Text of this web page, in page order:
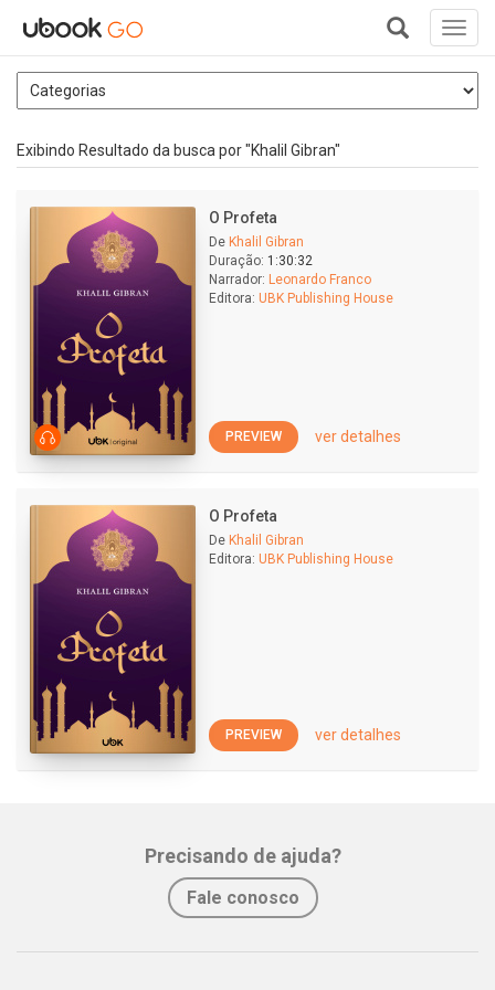
+
Exibindo Resultado da busca por "Khalil Gibran"
O Profeta
De Khalil Gibran
Duração: 1:30:32
Narrador: Leonardo Franco
Editora: UBK Publishing House
PREVIEW ver detalhes
O Profeta
De Khalil Gibran
Editora: UBK Publishing House
PREVIEW ver detalhes
Precisando de ajuda?
Fale conosco